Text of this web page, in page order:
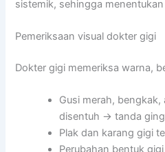
sistemik, sehingga
Pemeriksaan visual dokter gigi
Dokter gigi memeriksa warna,
Gusi merah,
disentuh → tanda
Plak dan karang gigi
Perubahan bentuk